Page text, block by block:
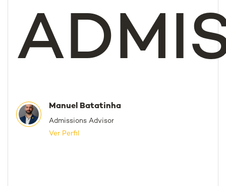
Manuel Batatinha
Admissions Advisor
Ver Perfil